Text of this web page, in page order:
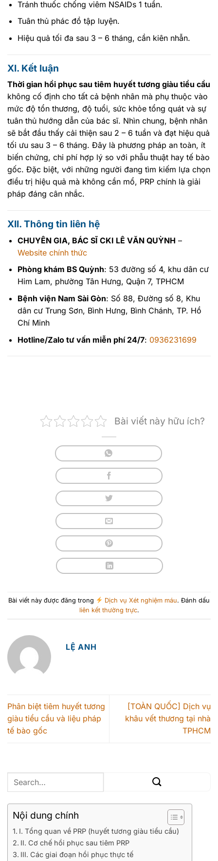
Tránh thuốc chống viêm NSAIDs 1 tuần.
Tuân thủ phác đồ tập luyện.
Hiệu quả tối đa sau 3 – 6 tháng, cần kiên nhẫn.
XI. Kết luận
Thời gian hồi phục sau tiêm huyết tương giàu tiểu cầu
không cố định cho tất cả bệnh nhân mà phụ thuộc vào
mức độ tổn thương, độ tuổi, sức khỏe tổng quát và sự
tuân thủ hướng dẫn của bác sĩ. Nhìn chung, bệnh nhân
sẽ bắt đầu thấy cải thiện sau 2 – 6 tuần và đạt hiệu quả
tối ưu sau 3 – 6 tháng. Đây là phương pháp an toàn, ít
biến chứng, chi phí hợp lý so với phẫu thuật hay tế bào
gốc. Đặc biệt, với những người đang tìm kiếm lựa chọn
điều trị hiệu quả mà không cần mổ, PRP chính là giải
pháp đáng cân nhắc.
XII. Thông tin liên hệ
CHUYÊN GIA, BÁC SĨ CKI LÊ VĂN QUỲNH –
Website chính thức
Phòng khám BS Quỳnh: 53 đường số 4, khu dân cư
Him Lam, phường Tân Hưng, Quận 7, TPHCM
Bệnh viện Nam Sài Gòn: Số 88, Đường số 8, Khu
dân cư Trung Sơn, Bình Hưng, Bình Chánh, TP. Hồ
Chí Minh
Hotline/Zalo tư vấn miễn phí 24/7: 0936231699
Bài viết này hữu ích?
Bài viết này được đăng trong Dịch vụ Xét nghiệm máu. Đánh dấu
liên kết thường trực.
LỆ ANH
Phân biệt tiêm huyết tương
giàu tiểu cầu và liệu pháp
tế bào gốc
[TOÀN QUỐC] Dịch vụ
khâu vết thương tại nhà
TPHCM
Nội dung chính
I. Tổng quan về PRP (huyết tương giàu tiểu cầu)
II. Cơ chế hồi phục sau tiêm PRP
III. Các giai đoạn hồi phục thực tế